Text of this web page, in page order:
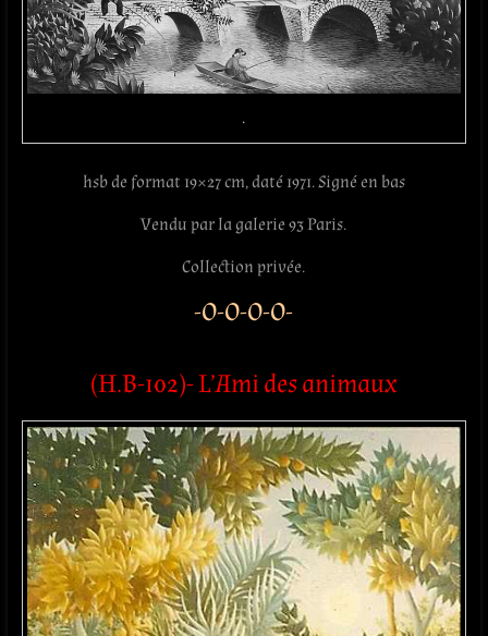
.
hsb de format 19×27 cm, daté 1971. Signé en bas
Vendu par la galerie 93 Paris.
Collection privée.
-O-O-O-O-
(H.B-102)- L’Ami des animaux